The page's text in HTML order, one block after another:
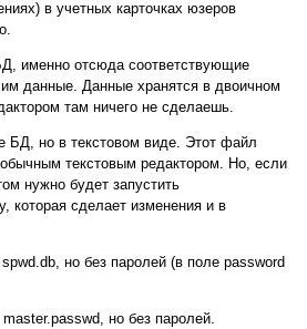
в учетных карточках юзеров
именно отсюда соответствующие
данные. Данные хранятся в двоичном
там ничего не сделаешь.
БД, но в текстовом виде. Этот файл
текстовым редактором. Но, если
нужно будет запустить
которая сделает изменения и в
но без паролей (в поле password
но без паролей.